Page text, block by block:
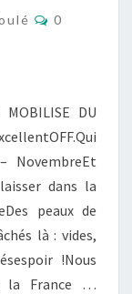
0
MOBILISE DU
NovembreEt
dans la
peaux de
là : vides,
!Nous
la France …